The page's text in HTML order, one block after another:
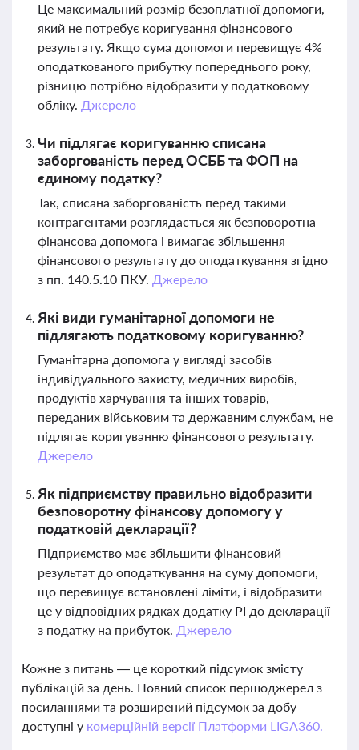
Це максимальний розмір безоплатної допомоги,
який не потребує коригування фінансового
результату. Якщо сума допомоги перевищує 4%
оподаткованого прибутку попереднього року,
різницю потрібно відобразити у податковому
обліку. Джерело
Чи підлягає коригуванню списана
заборгованість перед ОСББ та ФОП на
єдиному податку?
Так, списана заборгованість перед такими
контрагентами розглядається як безповоротна
фінансова допомога і вимагає збільшення
фінансового результату до оподаткування згідно
з пп. 140.5.10 ПКУ. Джерело
Які види гуманітарної допомоги не
підлягають податковому коригуванню?
Гуманітарна допомога у вигляді засобів
індивідуального захисту, медичних виробів,
продуктів харчування та інших товарів,
переданих військовим та державним службам, не
підлягає коригуванню фінансового результату.
Джерело
Як підприємству правильно відобразити
безповоротну фінансову допомогу у
податковій декларації?
Підприємство має збільшити фінансовий
результат до оподаткування на суму допомоги,
що перевищує встановлені ліміти, і відобразити
це у відповідних рядках додатку РІ до декларації
з податку на прибуток. Джерело
Кожне з питань — це короткий підсумок змісту
публікацій за день. Повний список першоджерел з
посиланнями та розширений підсумок за добу
доступні у комерційній версії Платформи LIGA360.